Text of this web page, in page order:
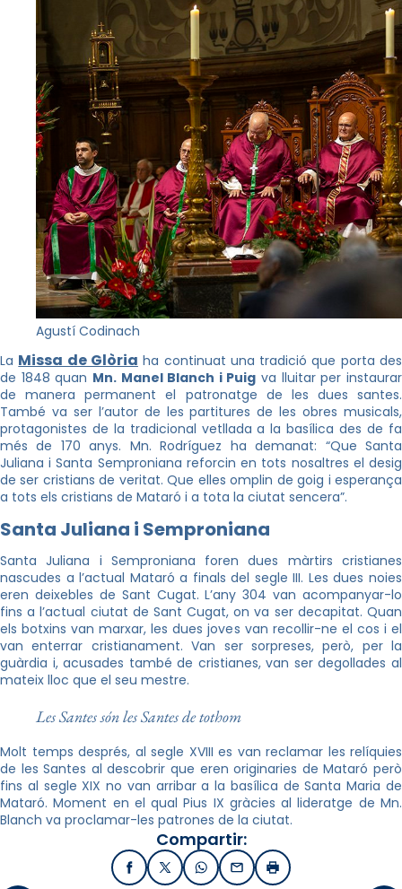
Agustí Codinach
La Missa de Glòria ha continuat una tradició que porta des
de 1848 quan Mn. Manel Blanch i Puig va lluitar per instaurar
de manera permanent el patronatge de les dues santes.
També va ser l’autor de les partitures de les obres musicals,
protagonistes de la tradicional vetllada a la basílica des de fa
més de 170 anys. Mn. Rodríguez ha demanat: “Que Santa
Juliana i Santa Semproniana reforcin en tots nosaltres el desig
de ser cristians de veritat. Que elles omplin de goig i esperança
a tots els cristians de Mataró i a tota la ciutat sencera”.
Santa Juliana i Semproniana
Santa Juliana i Semproniana foren dues màrtirs cristianes
nascudes a l’actual Mataró a finals del segle III. Les dues noies
eren deixebles de Sant Cugat. L’any 304 van acompanyar-lo
fins a l’actual ciutat de Sant Cugat, on va ser decapitat. Quan
els botxins van marxar, les dues joves van recollir-ne el cos i el
van enterrar cristianament. Van ser sorpreses, però, per la
guàrdia i, acusades també de cristianes, van ser degollades al
mateix lloc que el seu mestre.
Les Santes són les Santes de tothom
Molt temps després, al segle XVIII es van reclamar les relíquies
de les Santes al descobrir que eren originaries de Mataró però
fins al segle XIX no van arribar a la basílica de Santa Maria de
Mataró. Moment en el qual Pius IX gràcies al lideratge de Mn.
Blanch va proclamar-les patrones de la ciutat.
Compartir:
FacebookX / TwitterWhatsApp
EmailImprimir